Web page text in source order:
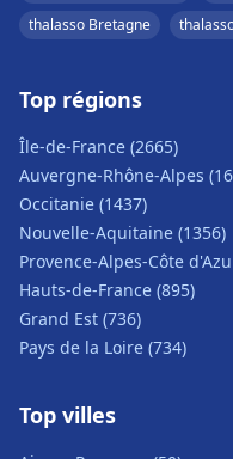
thalasso Bretagne
Top régions
Île-de-France (2665)
Auvergne-Rhône-Alpes
Occitanie (1437)
Nouvelle-Aquitaine (1356)
Provence-Alpes-Côte
Hauts-de-France (895)
Grand Est (736)
Pays de la Loire (734)
Top villes